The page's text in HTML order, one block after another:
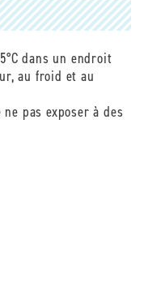
dans un endroit
au froid et au
pas exposer à des